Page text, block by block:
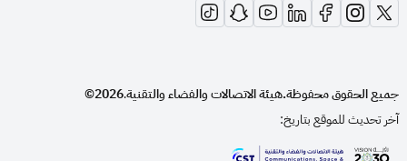
opens in new window
opens in new window
opens in new window
opens in new window
opens in new window
opens in new window
opens in new window
جميع الحقوق محفوظة.هيئة الاتصالات والفضاء والتقنية.
2026©
آخر تحديث للموقع بتاريخ: